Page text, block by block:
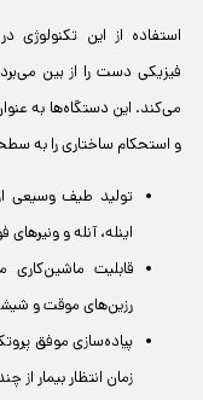
استفاده از این تکنولوژی
فیزیکی دست را از بین می‌برد
می‌کند. این دستگاه‌ها به
و استحکام ساختاری را به
اینله، آنله و ونیرهای
قابلیت ماشین‌کاری
رزین‌های موقت و
زمان انتظار بیمار